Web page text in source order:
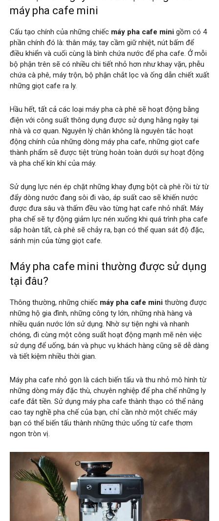
máy pha cafe mini
Cấu tạo chính của những chiếc máy pha cafe mini gồm có 4
phần chính đó là: thân máy, tay cầm giữ nhiệt, nút bấm để
điều khiển và cuối cùng là bình chứa nước để pha cafe. Ở mỗi
bộ phận trên sẽ có nhiều chi tiết nhỏ hơn như khay vặn, phễu
chứa cà phê, máy trộn, bộ phận chắt lọc và ống dẫn chiết xuất
những giọt cafe ra ly.
Hầu hết, tất cả các loại máy pha cà phê sẽ hoạt động bằng
điện với công suất thông dụng được sử dụng hằng ngày tại
nhà và cơ quan. Nguyên lý chân không là nguyên tắc hoạt
động chính của những dòng máy pha cafe, những giọt cafe
thành phẩm sẽ được tiệt trùng hoàn toàn dưới sự hoạt động
và pha chế kín khí của máy.
Sử dụng lực nén ép chặt những khay đựng bột cà phê rồi từ từ
đẩy dòng nước đang sôi đi vào, áp suất cao sẽ khiến nước
được đưa sâu và thấm đều vào từng hạt cafe nhỏ nhất. Máy
pha chế sẽ tự động giảm lực nén xuống khi quá trình pha cafe
sắp hoàn tất, cà phê sẽ chảy ra, bạn có thể quan sát độ đặc,
sánh mịn của từng giọt cafe.
Máy pha cafe mini thường được sử dụng
tại đâu?
Thông thường, những chiếc máy pha cafe mini thường được
những hộ gia đình, những công ty lớn, những nhà hàng và
nhiều quán nước lớn sử dụng. Nhờ sự tiện nghi và nhanh
chóng, đi cùng một công suất hoạt động mạnh mẽ nên việc
sử dụng để uống, bán và phục vụ khách hàng cũng sẽ dễ dàng
và tiết kiệm nhiều thời gian.
Máy pha cafe nhỏ gọn là cách biến tấu và thu nhỏ mô hình từ
những dòng máy đặc thù, chuyên nghiệp để pha chế những ly
cafe đắt tiền. Sử dụng máy pha cafe thành thạo có thể nâng
cao tay nghề pha chế của bạn, chỉ cần nhờ một chiếc máy
bạn có thể biến tấu thành những thức uống từ cafe thơm
ngon tròn vị.